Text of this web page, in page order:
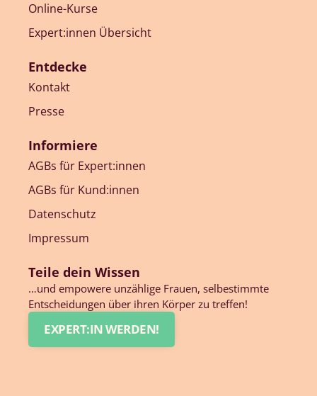
Online-Kurse
Expert:innen Übersicht
Entdecke
Kontakt
Presse
Informiere
AGBs für Expert:innen
AGBs für Kund:innen
Datenschutz
Impressum
Teile dein Wissen
…und empowere unzählige Frauen, selbestimmte
Entscheidungen über ihren Körper zu treffen!
EXPERT:IN WERDEN!